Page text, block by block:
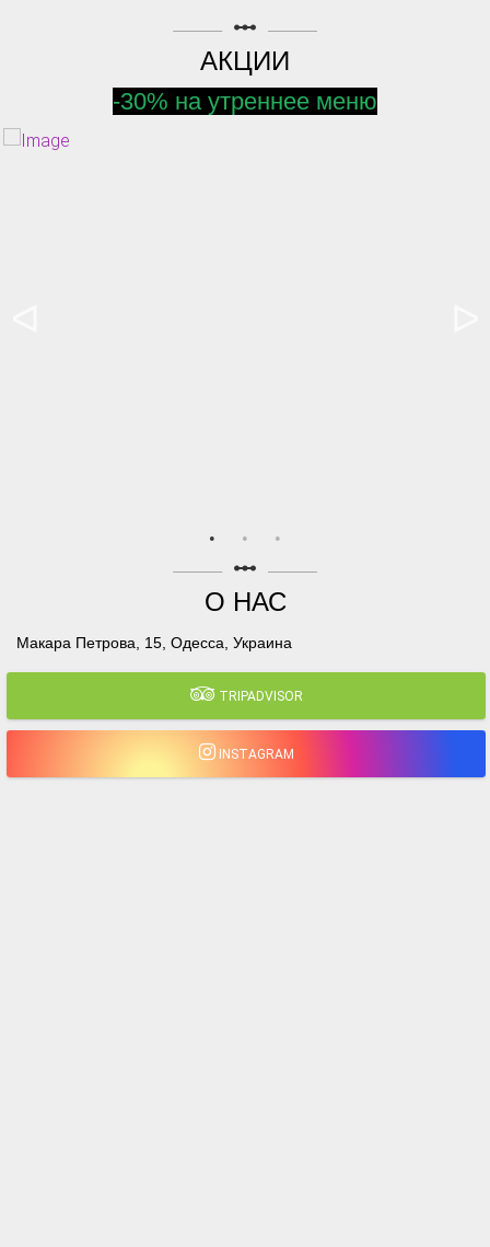
linear_scale
АКЦИИ
-30% на утреннее меню
linear_scale
О НАС
Макара Петрова, 15, Одесса, Украина
TRIPADVISOR
INSTAGRAM